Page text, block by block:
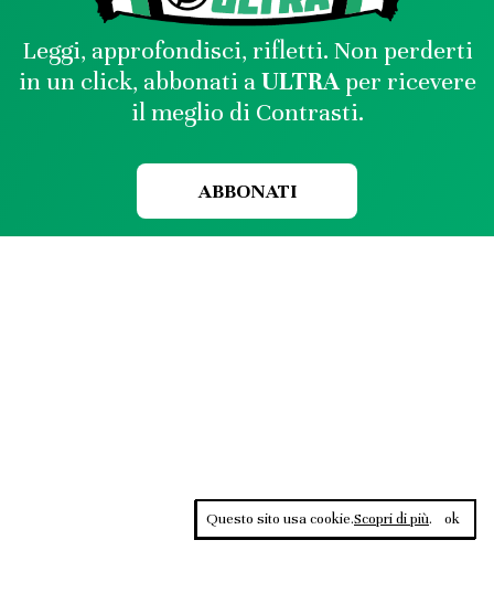
Leggi, approfondisci, rifletti. Non perderti
in un click, abbonati aULTRAper ricevere
il meglio di Contrasti.
ABBONATI
Questo sito usa cookie.Scopri di più. ok